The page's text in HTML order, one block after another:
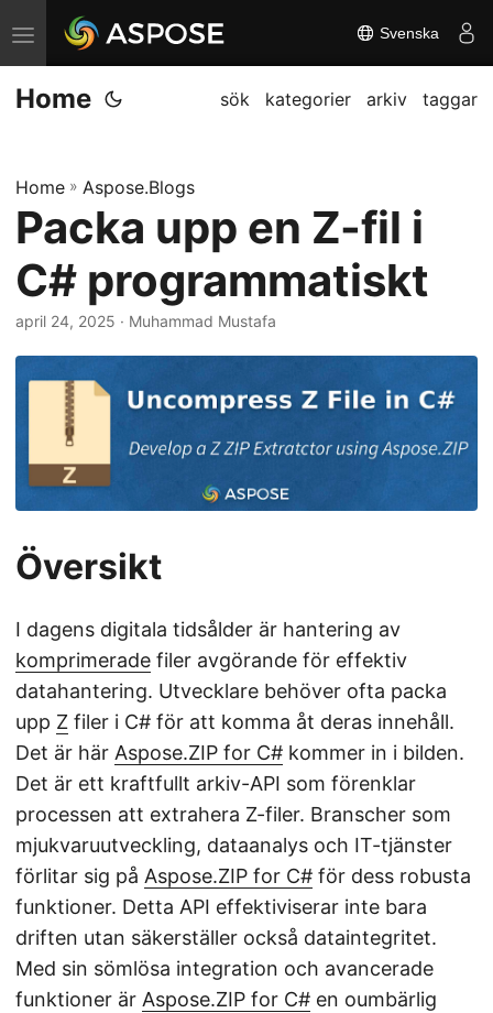
V
ä
x
n
a
i
g
n
Svenska
Home sök kategorier arkiv taggar
Home » Aspose.Blogs
Packa upp en Z-fil i
C# programmatiskt
april 24, 2025 · Muhammad Mustafa
Översikt
I dagens digitala tidsålder är hantering av
komprimerade filer avgörande för effektiv
datahantering. Utvecklare behöver ofta packa
upp Z filer i C# för att komma åt deras innehåll.
Det är här Aspose.ZIP for C# kommer in i bilden.
Det är ett kraftfullt arkiv-API som förenklar
processen att extrahera Z-filer. Branscher som
mjukvaruutveckling, dataanalys och IT-tjänster
förlitar sig på Aspose.ZIP for C# för dess robusta
funktioner. Detta API effektiviserar inte bara
driften utan säkerställer också dataintegritet.
Med sin sömlösa integration och avancerade
funktioner är Aspose.ZIP for C# en oumbärlig